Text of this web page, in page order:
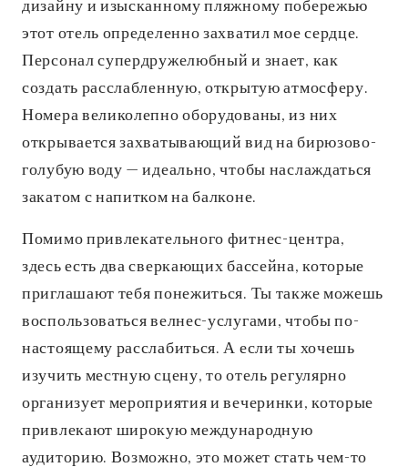
дизайну и изысканному пляжному побережью
этот отель определенно захватил мое сердце.
Персонал супердружелюбный и знает, как
создать расслабленную, открытую атмосферу.
Номера великолепно оборудованы, из них
открывается захватывающий вид на бирюзово-
голубую воду — идеально, чтобы наслаждаться
закатом с напитком на балконе.
Помимо привлекательного фитнес-центра,
здесь есть два сверкающих бассейна, которые
приглашают тебя понежиться. Ты также можешь
воспользоваться велнес-услугами, чтобы по-
настоящему расслабиться. А если ты хочешь
изучить местную сцену, то отель регулярно
организует мероприятия и вечеринки, которые
привлекают широкую международную
аудиторию. Возможно, это может стать чем-то